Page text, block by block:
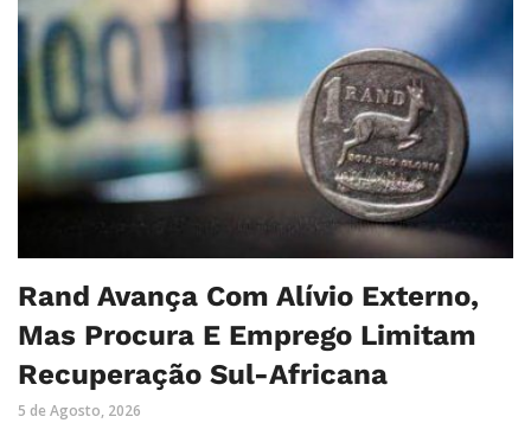
Rand Avança Com Alívio Externo,
Mas Procura E Emprego Limitam
Recuperação Sul-Africana
5 de Agosto, 2026